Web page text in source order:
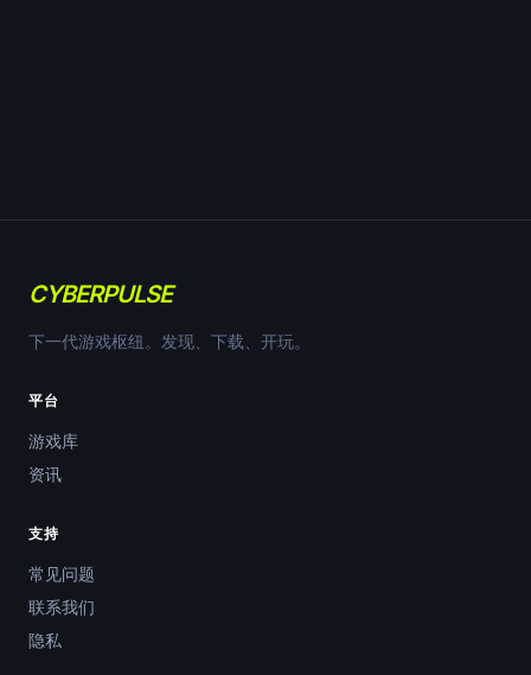
CYBERPULSE
下一代游戏枢纽。发现、下载、开玩。
平台
游戏库
资讯
支持
常见问题
联系我们
隐私